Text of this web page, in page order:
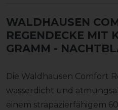
WALDHAUSEN
REGENDECKE MIT
GRAMM -
Die Waldhausen Comfort
wasserdicht und
einem strapazierfähigem